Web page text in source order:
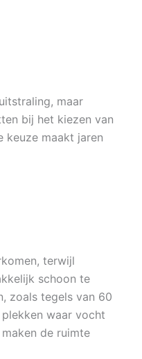
maar
bij het kiezen van
keuze maakt jaren
terwijl
schoon te
zoals tegels van 60
waar vocht
de ruimte